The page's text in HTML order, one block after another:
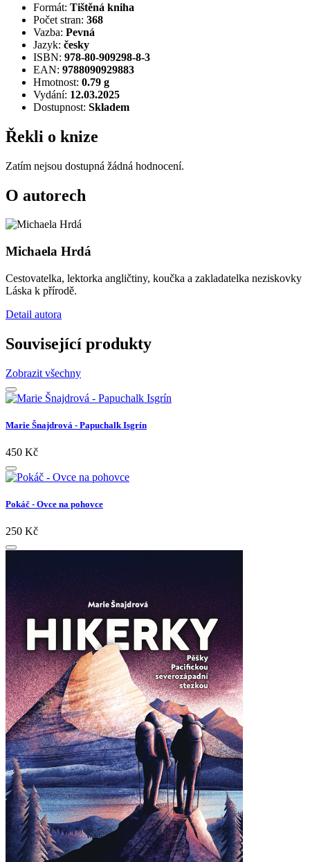
Formát: Tištěná kniha
Počet stran: 368
Vazba: Pevná
Jazyk: česky
ISBN: 978-80-909298-8-3
EAN: 9788090929883
Hmotnost: 0.79 g
Vydání: 12.03.2025
Dostupnost: Skladem
Řekli o knize
Zatím nejsou dostupná žádná hodnocení.
O autorech
Michaela Hrdá
Cestovatelka, lektorka angličtiny, koučka a zakladatelka neziskovky
Láska k přírodě.
Detail autora
Související produkty
Zobrazit všechny
Marie Šnajdrová - Papuchalk Isgrín
450 Kč
Pokáč - Ovce na pohovce
250 Kč